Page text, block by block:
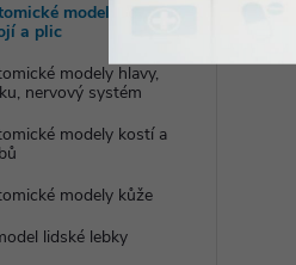
modely dýchací
a plic
modely hlavy,
nervový systém
modely kostí a
modely kůže
lidské lebky